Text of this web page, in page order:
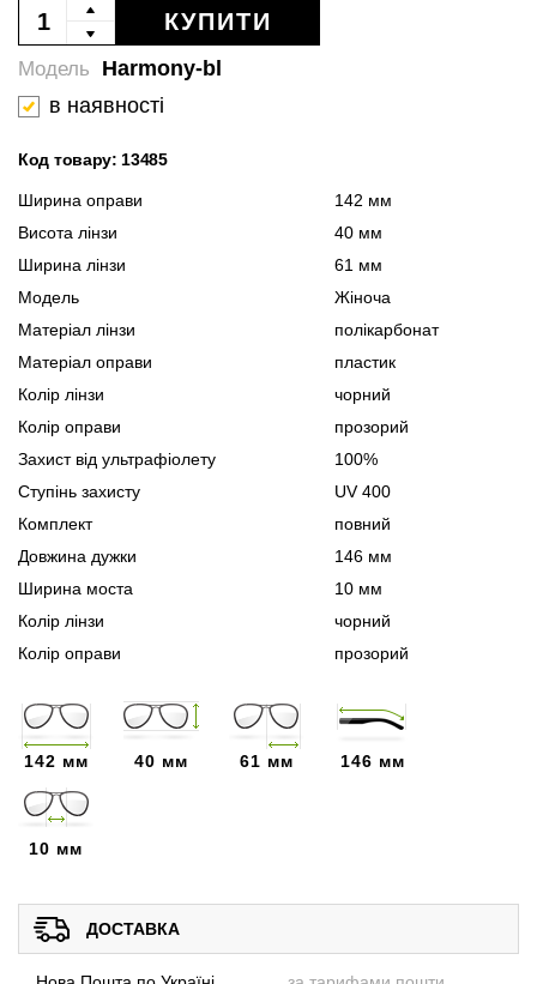
КУПИТИ
Harmony-bl
Модель
в наявності
Код товару: 13485
Ширина оправи
142 мм
Висота лінзи
40 мм
Ширина лінзи
61 мм
Модель
Жіноча
Матеріал лінзи
полікарбонат
Матеріал оправи
пластик
Колір лінзи
чорний
Колір оправи
прозорий
Захист від ультрафіолету
100%
Ступінь захисту
UV 400
Комплект
повний
Довжина дужки
146 мм
Ширина моста
10 мм
Колір лінзи
чорний
Колір оправи
прозорий
142 мм 40 мм 61 мм 146 мм
10 мм
ДОСТАВКА